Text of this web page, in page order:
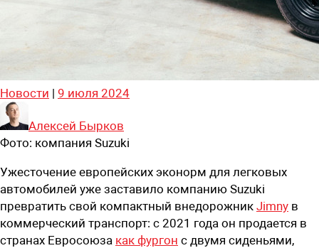
Новости | 9 июля 2024
Алексей Бырков
Фото: компания Suzuki
Ужесточение европейских эконорм для легковых
автомобилей уже заставило компанию Suzuki
превратить свой компактный внедорожник Jimny в
коммерческий транспорт: с 2021 года он продается в
странах Евросоюза как фургон с двумя сиденьями,